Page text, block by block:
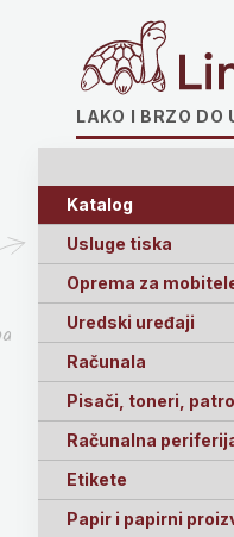
LAKO I BRZO DO
Katalog
Usluge tiska
Oprema za
Uredski uređaji
Računala
Pisači, toneri,
Računalna
Etikete
Papir i papirni